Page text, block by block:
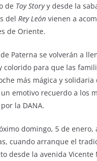
de Toy Storyy desde la
del Rey León vienen a
de Oriente.
Paterna se volverán a
colorido para que las
más mágica y
emotivo recuerdo a los
la DANA.
domingo, 5 de enero,
cuando arranque el
desde la avenida Vicente